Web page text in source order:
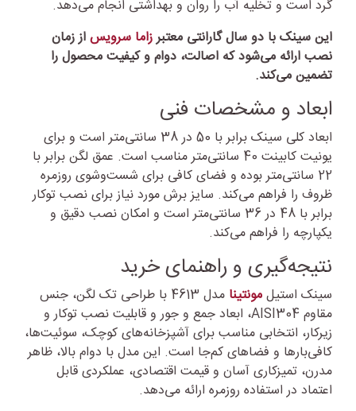
گرد است و تخلیه آب را روان و بهداشتی انجام می‌دهد.
این سینک با دو سال گارانتی معتبرزاما سرویساز زمان
نصب ارائه می‌شود که اصالت، دوام و کیفیت محصول را
تضمین می‌کند.
ابعاد و مشخصات فنی
ابعاد کلی سینک برابر با 50 در 38 سانتی‌متر است و برای
یونیت کابینت 40 سانتی‌متر مناسب است. عمق لگن برابر با
22 سانتی‌متر بوده و فضای کافی برای شست‌وشوی روزمره
ظروف را فراهم می‌کند. سایز برش مورد نیاز برای نصب توکار
برابر با 48 در 36 سانتی‌متر است و امکان نصب دقیق و
یکپارچه را فراهم می‌کند.
نتیجه‌گیری و راهنمای خرید
سینک استیلمونتینا
مدل 4613 با طراحی تک لگن، جنس
مقاوم AISI304، ابعاد جمع و جور و قابلیت نصب توکار و
زیرکار، انتخابی مناسب برای آشپزخانه‌های کوچک، سوئیت‌ها،
کافی‌بارها و فضاهای کم‌جا است. این مدل با دوام بالا، ظاهر
مدرن، تمیزکاری آسان و قیمت اقتصادی، عملکردی قابل
اعتماد در استفاده روزمره ارائه می‌دهد.